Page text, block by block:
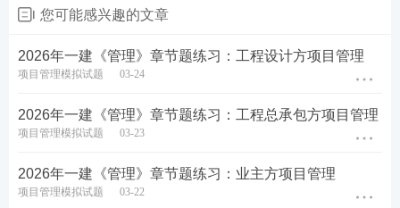
5、 下列关于质量管理体系7项原则的说法，正确的有
( )。
A.将活动作为相互关联、功能连贯的过程组成的体系
来理解和管理
您可能感兴趣的文章
2026年一建《管理》章节题练习：工程设计方项目管理
项目管理模拟试题 03-24
2026年一建《管理》章节题练习：工程总承包方项目管理
项目管理模拟试题 03-23
2026年一建《管理》章节题练习：业主方项目管理
项目管理模拟试题 03-22